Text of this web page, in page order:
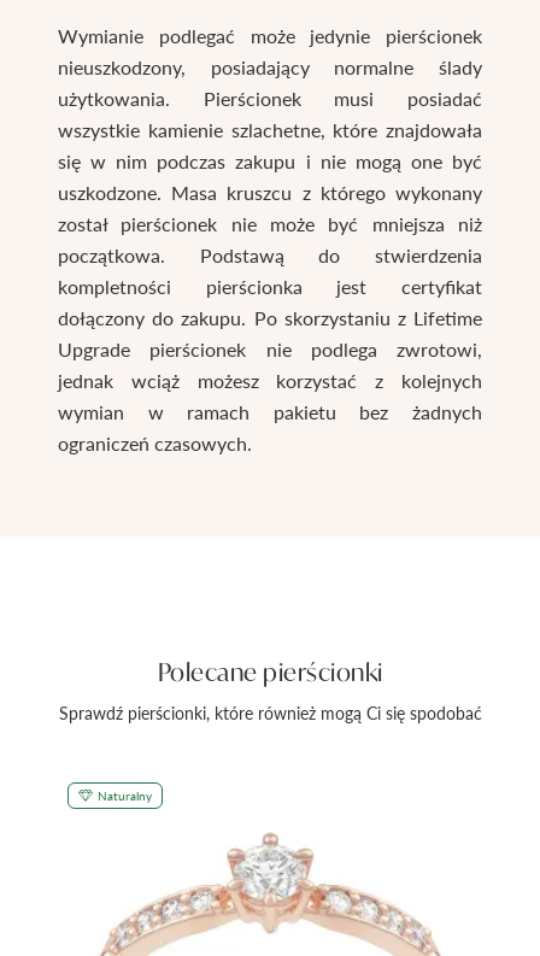
Wymianie podlegać może jedynie pierścionek
nieuszkodzony, posiadający normalne ślady
użytkowania. Pierścionek musi posiadać
wszystkie kamienie szlachetne, które znajdowała
się w nim podczas zakupu i nie mogą one być
uszkodzone. Masa kruszcu z którego wykonany
został pierścionek nie może być mniejsza niż
początkowa. Podstawą do stwierdzenia
kompletności pierścionka jest certyfikat
dołączony do zakupu. Po skorzystaniu z Lifetime
Upgrade pierścionek nie podlega zwrotowi,
jednak wciąż możesz korzystać z kolejnych
wymian w ramach pakietu bez żadnych
ograniczeń czasowych.
Polecane pierścionki
Sprawdź pierścionki, które również mogą Ci się spodobać
Naturalny